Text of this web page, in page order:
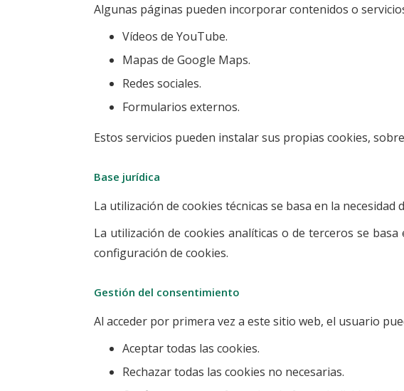
Algunas páginas pueden incorporar contenidos o
Vídeos de YouTube.
Mapas de Google Maps.
Redes sociales.
Formularios externos.
Estos servicios pueden instalar sus propias cookies,
Base jurídica
La utilización de cookies técnicas se basa en la
La utilización de cookies analíticas o de terceros se
configuración de cookies.
Gestión del consentimiento
Al acceder por primera vez a este sitio web, el usuario
Aceptar todas las cookies.
Rechazar todas las cookies no necesarias.